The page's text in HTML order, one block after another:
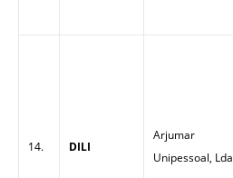
14. DILI
Arjumar
Unipessoal, Lda